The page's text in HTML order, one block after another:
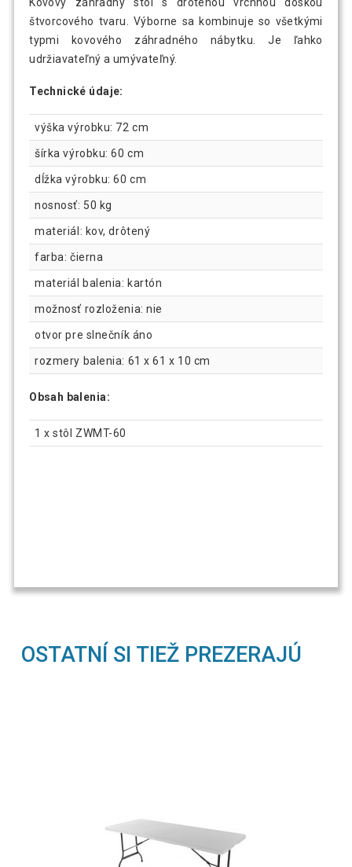
Kovový záhradný stôl s drôtenou vrchnou doskou
štvorcového tvaru. Výborne sa kombinuje so všetkými
typmi kovového záhradného nábytku. Je ľahko
udržiavateľný a umývateľný.
Technické údaje:
výška výrobku: 72 cm
šírka výrobku: 60 cm
dĺžka výrobku: 60 cm
nosnosť: 50 kg
materiál: kov, drôtený
farba: čierna
materiál balenia: kartón
možnosť rozloženia: nie
otvor pre slnečník áno
rozmery balenia: 61 x 61 x 10 cm
Obsah balenia:
1 x stôl ZWMT-60
OSTATNÍ SI TIEŽ PREZERAJÚ